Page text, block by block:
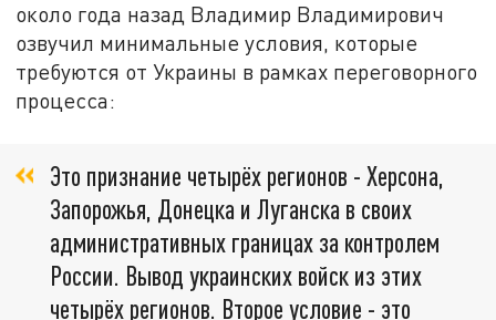
около года назад Владимир Владимирович
озвучил минимальные условия, которые
требуются от Украины в рамках переговорного
процесса:
Это признание четырёх регионов - Херсона,
Запорожья, Донецка и Луганска в своих
административных границах за контролем
России. Вывод украинских войск из этих
четырёх регионов. Второе условие - это